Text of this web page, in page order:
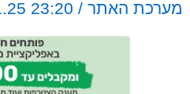
מערכת האתר / 23:20 24.11.25